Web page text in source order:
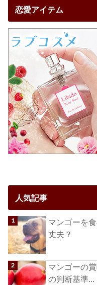
恋愛アイテム
人気記事
マンゴーを
丈夫？
マンゴーの
の判断基準...